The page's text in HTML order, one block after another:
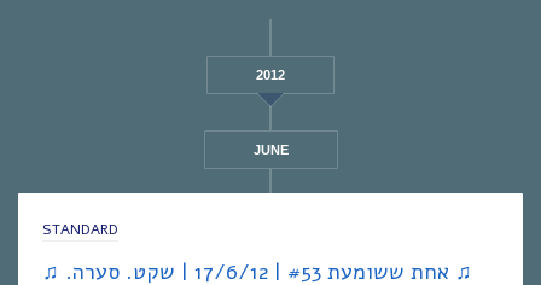
2012
JUNE
STANDARD
♫ .אחת ששומעת #53 | 17/6/12 | שקט. סערה ♫